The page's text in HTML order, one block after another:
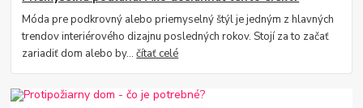
Móda pre podkrovný alebo priemyselný štýl je jedným z hlavných
trendov interiérového dizajnu posledných rokov. Stojí za to začať
zariadiť dom alebo by...čítať celé